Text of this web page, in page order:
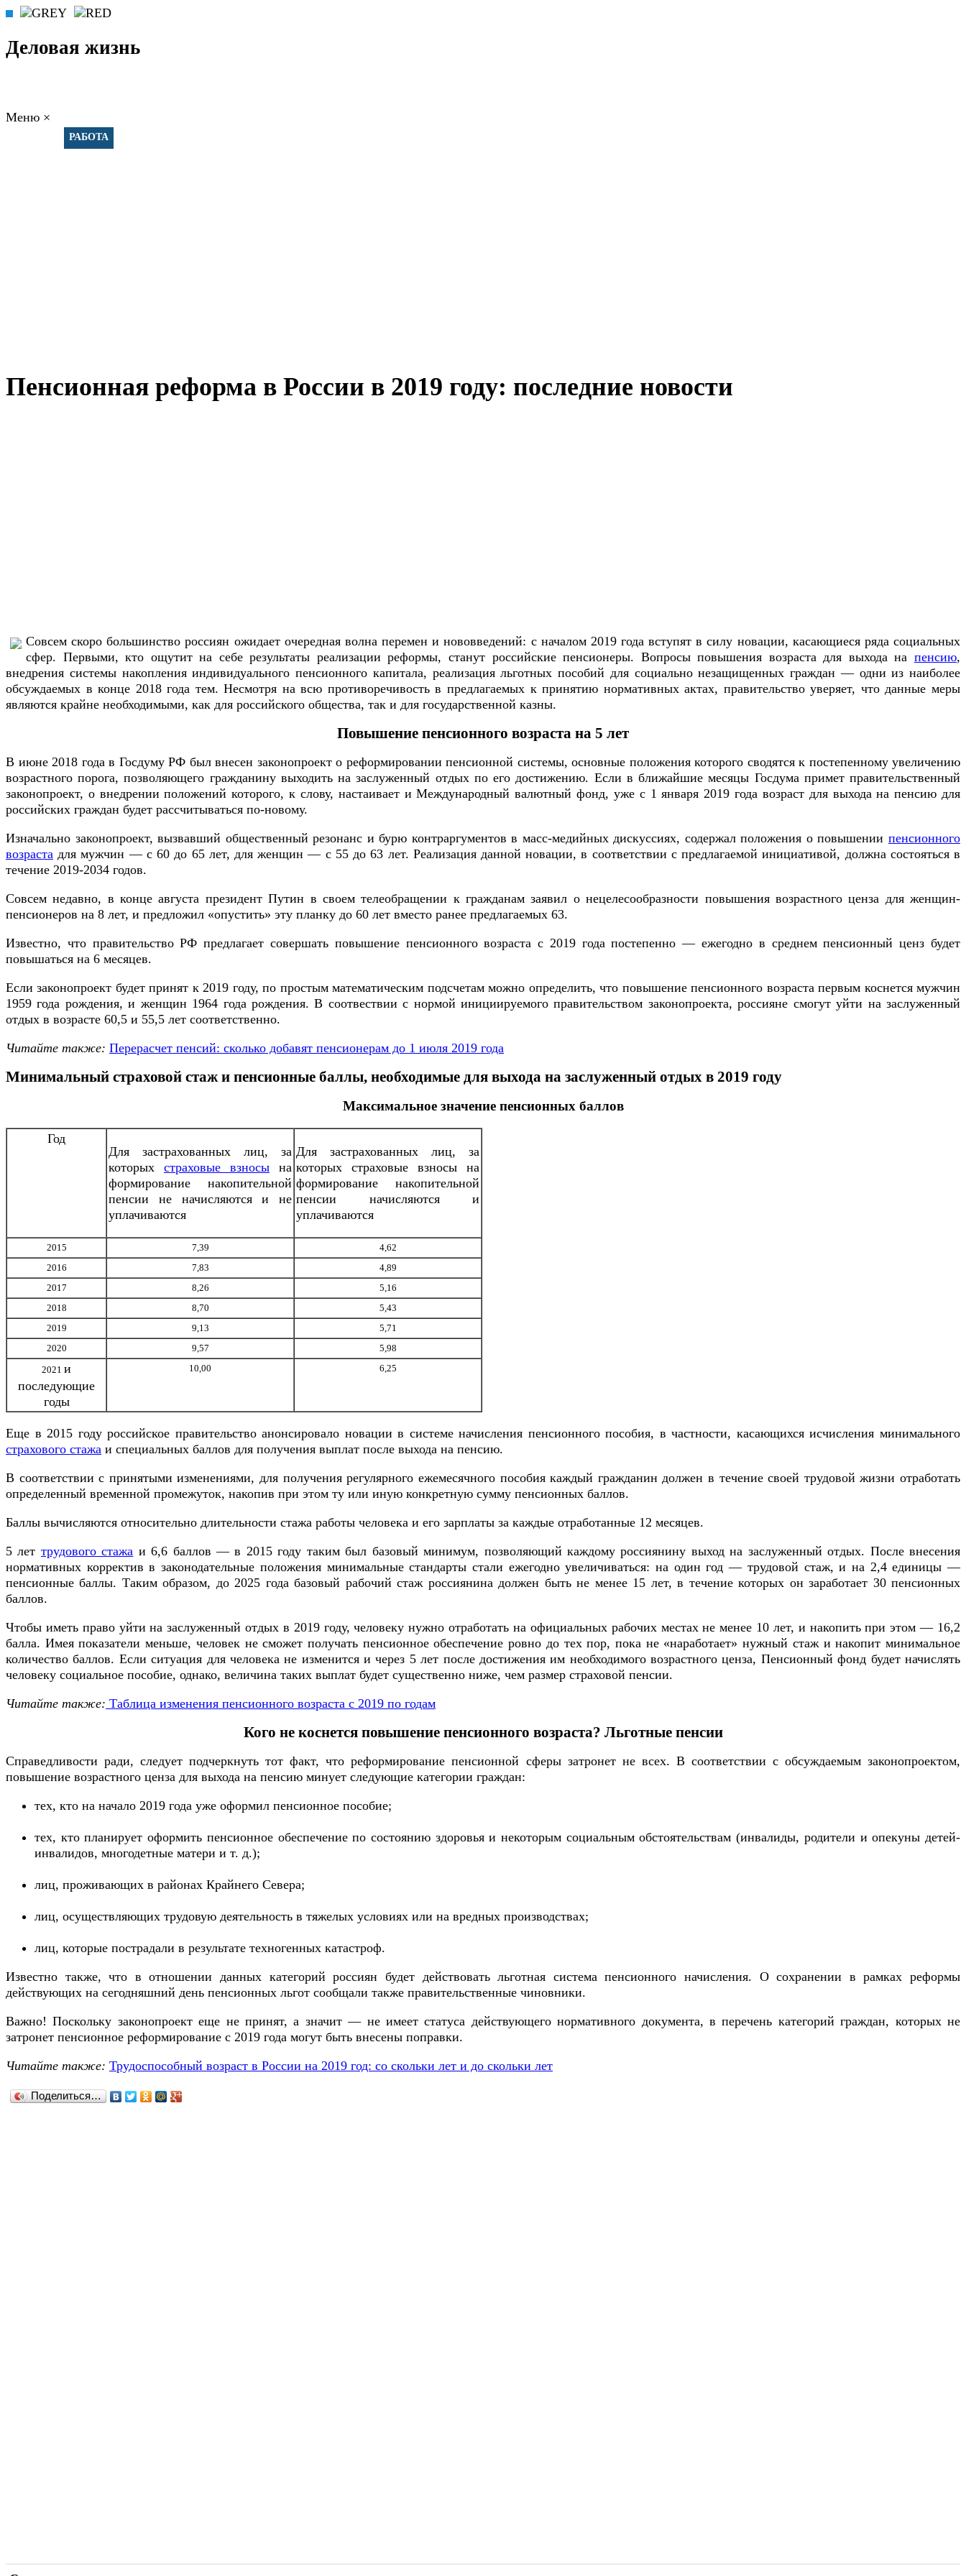
Деловая жизнь
Меню ×
РАБОТА
Пенсионная реформа в России в 2019 году: последние новости
Совсем скоро большинство россиян ожидает очередная волна перемен и нововведений: с началом 2019 года вступят в силу новации, касающиеся ряда социальных
сфер. Первыми, кто ощутит на себе результаты реализации реформы, станут российские пенсионеры. Вопросы повышения возраста для выхода на пенсию,
внедрения системы накопления индивидуального пенсионного капитала, реализация льготных пособий для социально незащищенных граждан — одни из наиболее
обсуждаемых в конце 2018 года тем. Несмотря на всю противоречивость в предлагаемых к принятию нормативных актах, правительство уверяет, что данные меры
являются крайне необходимыми, как для российского общества, так и для государственной казны.
Повышение пенсионного возраста на 5 лет
В июне 2018 года в Госдуму РФ был внесен законопроект о реформировании пенсионной системы, основные положения которого сводятся к постепенному увеличению
возрастного порога, позволяющего гражданину выходить на заслуженный отдых по его достижению. Если в ближайшие месяцы Госдума примет правительственный
законопроект, о внедрении положений которого, к слову, настаивает и Международный валютный фонд, уже с 1 января 2019 года возраст для выхода на пенсию для
российских граждан будет рассчитываться по-новому.
Изначально законопроект, вызвавший общественный резонанс и бурю контраргументов в масс-медийных дискуссиях, содержал положения о повышении пенсионного
возраста для мужчин — с 60 до 65 лет, для женщин — с 55 до 63 лет. Реализация данной новации, в соответствии с предлагаемой инициативой, должна состояться в
течение 2019-2034 годов.
Совсем недавно, в конце августа президент Путин в своем телеобращении к гражданам заявил о нецелесообразности повышения возрастного ценза для женщин-
пенсионеров на 8 лет, и предложил «опустить» эту планку до 60 лет вместо ранее предлагаемых 63.
Известно, что правительство РФ предлагает совершать повышение пенсионного возраста с 2019 года постепенно — ежегодно в среднем пенсионный ценз будет
повышаться на 6 месяцев.
Если законопроект будет принят к 2019 году, по простым математическим подсчетам можно определить, что повышение пенсионного возраста первым коснется мужчин
1959 года рождения, и женщин 1964 года рождения. В соотвествии с нормой инициируемого правительством законопроекта, россияне смогут уйти на заслуженный
отдых в возрасте 60,5 и 55,5 лет соответственно.
Читайте также: Перерасчет пенсий: сколько добавят пенсионерам до 1 июля 2019 года
Минимальный страховой стаж и пенсионные баллы, необходимые для выхода на заслуженный отдых в 2019 году
Максимальное значение пенсионных баллов
Год
Для застрахованных лиц, за
которых страховые взносы на
формирование накопительной
пенсии не начисляются и не
уплачиваются
Для застрахованных лиц, за
которых страховые взносы на
формирование накопительной
пенсии начисляются и
уплачиваются
2015 7,39
4,62
2016
7,83
4,89
2017
8,26
5,16
2018
8,70
5,43
2019
9,13
5,71
2020
9,57
5,98
2021 и
последующие
годы
10,00 6,25
Еще в 2015 году российское правительство анонсировало новации в системе начисления пенсионного пособия, в частности, касающихся исчисления минимального
страхового стажа и специальных баллов для получения выплат после выхода на пенсию.
В соответствии с принятыми изменениями, для получения регулярного ежемесячного пособия каждый гражданин должен в течение своей трудовой жизни отработать
определенный временной промежуток, накопив при этом ту или иную конкретную сумму пенсионных баллов.
Баллы вычисляются относительно длительности стажа работы человека и его зарплаты за каждые отработанные 12 месяцев.
5 лет трудового стажа и 6,6 баллов — в 2015 году таким был базовый минимум, позволяющий каждому россиянину выход на заслуженный отдых. После внесения
нормативных корректив в законодательные положения минимальные стандарты стали ежегодно увеличиваться: на один год — трудовой стаж, и на 2,4 единицы —
пенсионные баллы. Таким образом, до 2025 года базовый рабочий стаж россиянина должен быть не менее 15 лет, в течение которых он заработает 30 пенсионных
баллов.
Чтобы иметь право уйти на заслуженный отдых в 2019 году, человеку нужно отработать на официальных рабочих местах не менее 10 лет, и накопить при этом — 16,2
балла. Имея показатели меньше, человек не сможет получать пенсионное обеспечение ровно до тех пор, пока не «наработает» нужный стаж и накопит минимальное
количество баллов. Если ситуация для человека не изменится и через 5 лет после достижения им необходимого возрастного ценза, Пенсионный фонд будет начислять
человеку социальное пособие, однако, величина таких выплат будет существенно ниже, чем размер страховой пенсии.
Читайте также: Таблица изменения пенсионного возраста с 2019 по годам
Кого не коснется повышение пенсионного возраста? Льготные пенсии
Справедливости ради, следует подчеркнуть тот факт, что реформирование пенсионной сферы затронет не всех. В соответствии с обсуждаемым законопроектом,
повышение возрастного ценза для выхода на пенсию минует следующие категории граждан:
тех, кто на начало 2019 года уже оформил пенсионное пособие;
тех, кто планирует оформить пенсионное обеспечение по состоянию здоровья и некоторым социальным обстоятельствам (инвалиды, родители и опекуны детей-
инвалидов, многодетные матери и т. д.);
лиц, проживающих в районах Крайнего Севера;
лиц, осуществляющих трудовую деятельность в тяжелых условиях или на вредных производствах;
лиц, которые пострадали в результате техногенных катастроф.
Известно также, что в отношении данных категорий россиян будет действовать льготная система пенсионного начисления. О сохранении в рамках реформы
действующих на сегодняшний день пенсионных льгот сообщали также правительственные чиновники.
Важно! Поскольку законопроект еще не принят, а значит — не имеет статуса действующего нормативного документа, в перечень категорий граждан, которых не
затронет пенсионное реформирование с 2019 года могут быть внесены поправки.
Читайте также: Трудоспособный возраст в России на 2019 год: со скольки лет и до скольки лет
Поделиться…